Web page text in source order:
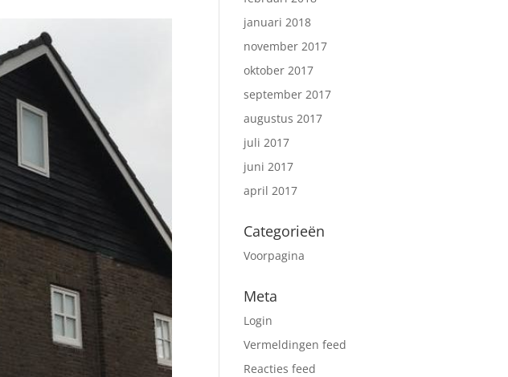
januari 2018
november 2017
oktober 2017
september 2017
augustus 2017
juli 2017
juni 2017
april 2017
Categorieën
Voorpagina
Meta
Login
Vermeldingen feed
Reacties feed